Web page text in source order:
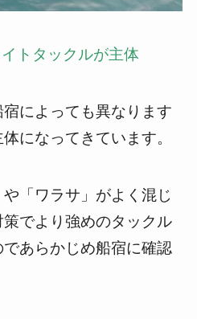
トタックルが主体
によっても異なります
になってきています。
「ワラサ」がよく混じ
でより強めのタックル
あらかじめ船宿に確認